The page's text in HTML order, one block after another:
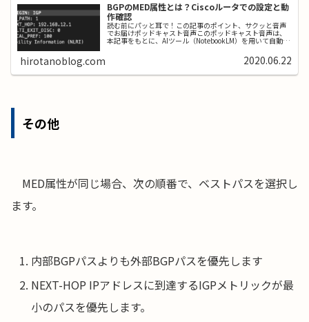
BGPのMED属性とは？Ciscoルータでの設定と動
作確認
読む前にパッと耳で！この記事のポイント、サクッと音声
でお届けポッドキャスト音声このポッドキャスト音声は、
本記事をもとに、AIツール（NotebookLM）を用いて自動生
hirotanoblog.com 2020.06.22
その他
MED属性が同じ場合、次の順番で、ベストパスを選択し
ます。
内部BGPパスよりも外部BGPパスを優先します
NEXT-HOP IPアドレスに到達するIGPメトリックが最
小のパスを優先します。